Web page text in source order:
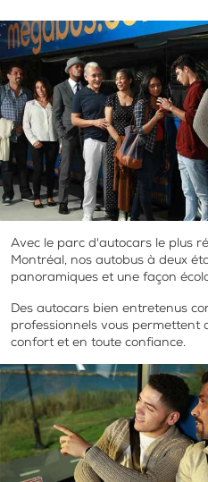
Avec le parc d'autocars le plus
Montréal, nos autobus à deux
panoramiques et une façon
Des autocars bien entretenus
professionnels vous permettent
confort et en toute confiance.